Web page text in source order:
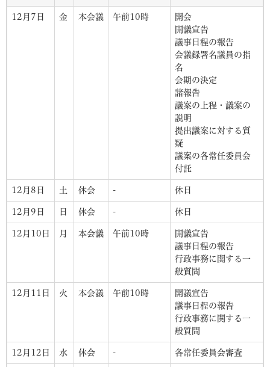
12月7日 金 本会議 午前10時
開会
開議宣告
議事日程の報告
会議録署名議員の指
名
会期の決定
諸報告
議案の上程・議案の
説明
提出議案に対する質
疑
議案の各常任委員会
付託
12月8日 土 休会 - 休日
12月9日 日 休会 - 休日
12月10日 月 本会議 午前10時
開議宣告
議事日程の報告
行政事務に関する一
般質問
12月11日 火 本会議 午前10時
開議宣告
議事日程の報告
行政事務に関する一
般質問
12月12日 水 休会 - 各常任委員会審査